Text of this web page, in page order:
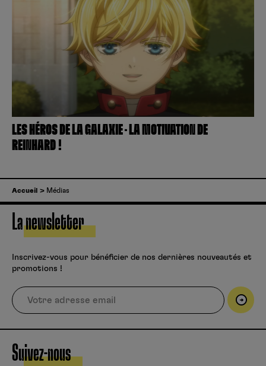
LES HÉROS DE LA GALAXIE – LA MOTIVATION DE
REINHARD !
Accueil Médias
La newsletter
Inscrivez-vous pour bénéficier de nos dernières nouveautés et
promotions !
Suivez-nous